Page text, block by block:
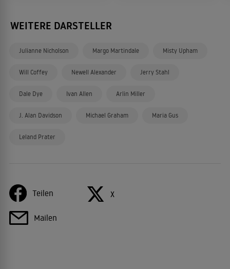
WEITERE DARSTELLER
Julianne Nicholson Margo Martindale Misty Upham
Will Coffey Newell Alexander Jerry Stahl
Dale Dye Ivan Allen Arlin Miller
J. Alan Davidson Michael Graham Maria Gus
Leland Prater
Teilen X
Mailen